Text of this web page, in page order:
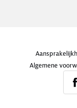
Algemene